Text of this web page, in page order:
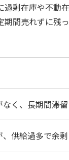
剰在庫や不動
間売れずに残
く、長期間滞
供給過多で余